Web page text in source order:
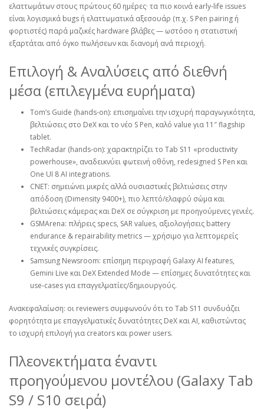
ελαττωμάτων στους πρώτους 60 ημέρες· τα πιο κοινά early‑life issues
είναι λογισμικά bugs ή ελαττωματικά αξεσουάρ (π.χ. S Pen pairing ή
φορτιστές) παρά μαζικές hardware βλάβες — ωστόσο η στατιστική
εξαρτάται από όγκο πωλήσεων και διανομή ανά περιοχή.
Επιλογή & Αναλύσεις από διεθνή
μέσα (επιλεγμένα ευρήματα)
Tom’s Guide (hands‑on): επισημαίνει την ισχυρή παραγωγικότητα,
βελτιώσεις στο DeX και το νέο S Pen, καλό value για 11″ flagship
tablet.
TechRadar (hands‑on): χαρακτηρίζει το Tab S11 «productivity
powerhouse», αναδεικνύει φωτεινή οθόνη, redesigned S Pen και
One UI 8 AI integrations.
CNET: σημειώνει μικρές αλλά ουσιαστικές βελτιώσεις στην
απόδοση (Dimensity 9400+), πιο λεπτό/ελαφρύ σώμα και
βελτιώσεις κάμερας και DeX σε σύγκριση με προηγούμενες γενιές.
GSMArena: πλήρεις specs, SAR values, αξιολογήσεις battery
endurance & repairability metrics — χρήσιμο για λεπτομερείς
τεχνικές συγκρίσεις.
Samsung Newsroom: επίσημη περιγραφή Galaxy AI features,
Gemini Live και DeX Extended Mode — επίσημες δυνατότητες και
use‑cases για επαγγελματίες/δημιουργούς.
Ανακεφαλαίωση: οι reviewers συμφωνούν ότι το Tab S11 συνδυάζει
φορητότητα με επαγγελματικές δυνατότητες DeX και AI, καθιστώντας
το ισχυρή επιλογή για creators και power users.
Πλεονεκτήματα έναντι
προηγούμενου μοντέλου (Galaxy Tab
S9 / S10 σειρά)